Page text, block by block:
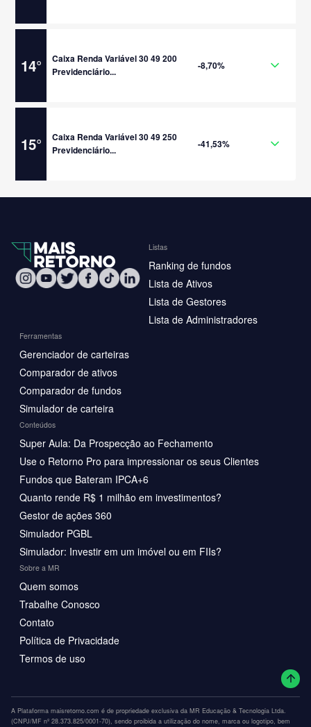
14°
Caixa Renda Variável 30 49 200
Previdenciário...
-8,70%
15°
Caixa Renda Variável 30 49 250
Previdenciário...
-41,53%
Listas
Ranking de fundos
Lista de Ativos
Lista de Gestores
Lista de Administradores
Ferramentas
Gerenciador de carteiras
Comparador de ativos
Comparador de fundos
Simulador de carteira
Conteúdos
Super Aula: Da Prospecção ao Fechamento
Use o Retorno Pro para impressionar os seus Clientes
Fundos que Bateram IPCA+6
Quanto rende R$ 1 milhão em investimentos?
Gestor de ações 360
Simulador PGBL
Simulador: Investir em um imóvel ou em FIIs?
Sobre a MR
Quem somos
Trabalhe Conosco
Contato
Política de Privacidade
Termos de uso
A Plataforma maisretorno.com é de propriedade exclusiva da MR Educação & Tecnologia Ltda.
(CNPJ/MF nº 28.373.825/0001-70), sendo proibida a utilização do nome, marca ou logotipo, bem